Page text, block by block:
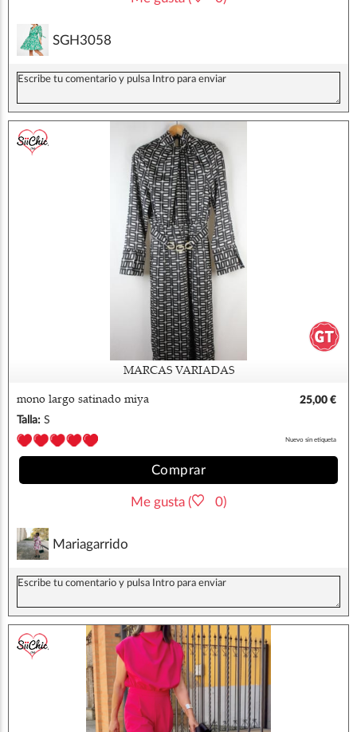
SGH3058
MARCAS VARIADAS
mono largo satinado miya
25,00 €
Talla: S
Nuevo sin etiqueta
Comprar
Me gusta ( 0)
Mariagarrido